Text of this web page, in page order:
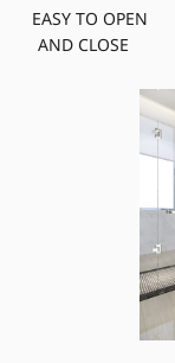
EASY TO OPEN
AND CLOSE